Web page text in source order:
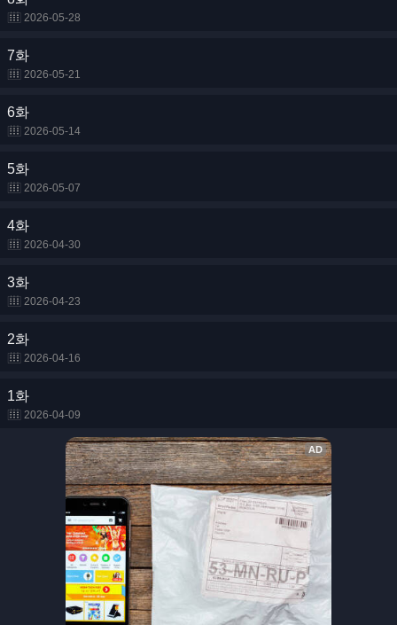
2026-05-28
7화
2026-05-21
6화
2026-05-14
5화
2026-05-07
4화
2026-04-30
3화
2026-04-23
2화
2026-04-16
1화
2026-04-09